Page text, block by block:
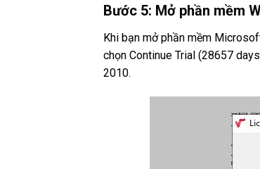
Bước 5: Mở phần mềm
Khi bạn mở phần mềm
chọn Continue Trial (28657
2010.